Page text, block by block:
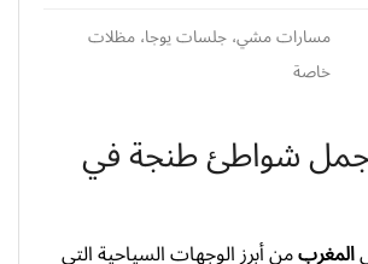
مسارات مشي، جلسات يوجا، مظلات
خاصة
شواطئ طنجة في
المغربمن أبرز الوجهات السياحية التي